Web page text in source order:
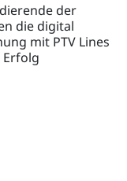
der
die digital
mit PTV Lines